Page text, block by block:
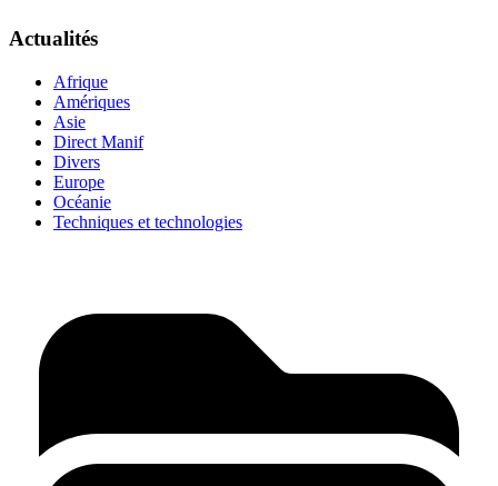
Actualités
Afrique
Amériques
Asie
Direct Manif
Divers
Europe
Océanie
Techniques et technologies